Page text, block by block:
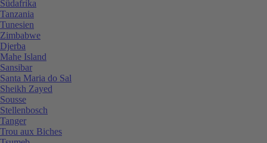
Südafrika
Tanzania
Tunesien
Zimbabwe
Djerba
Mahe Island
Sansibar
Santa Maria do Sal
Sheikh Zayed
Sousse
Stellenbosch
Tanger
Trou aux Biches